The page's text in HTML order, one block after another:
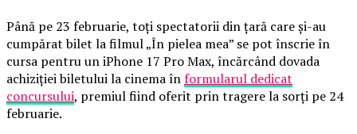
Până pe 23 februarie, toți spectatorii din țară care și-au
cumpărat bilet la filmul „În pielea mea” se pot înscrie în
cursa pentru un iPhone 17 Pro Max, încărcând dovada
achiziției biletului la cinema înformularul dedicat
concursului, premiul fiind oferit prin tragere la sorți pe 24
februarie.